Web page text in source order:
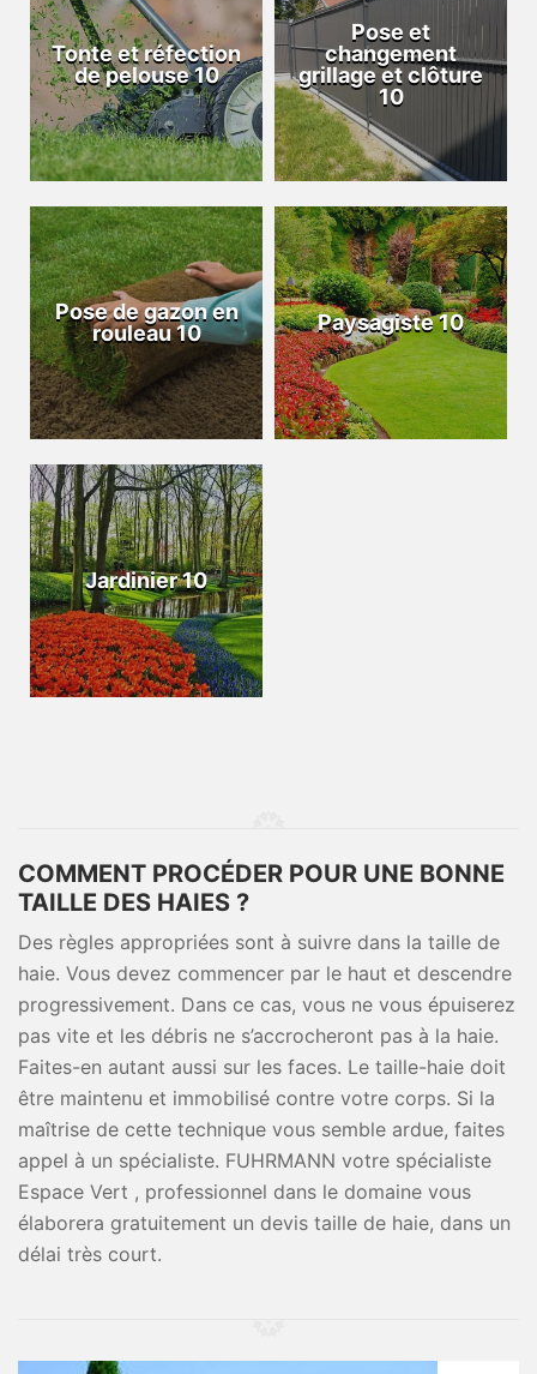
Tonte et réfection
de pelouse 10
Pose et
changement
grillage et clôture
10
Pose de gazon en
rouleau 10
Paysagiste 10
Jardinier 10
COMMENT PROCÉDER POUR UNE BONNE
TAILLE DES HAIES ?
Des règles appropriées sont à suivre dans la taille de
haie. Vous devez commencer par le haut et descendre
progressivement. Dans ce cas, vous ne vous épuiserez
pas vite et les débris ne s’accrocheront pas à la haie.
Faites-en autant aussi sur les faces. Le taille-haie doit
être maintenu et immobilisé contre votre corps. Si la
maîtrise de cette technique vous semble ardue, faites
appel à un spécialiste. FUHRMANN votre spécialiste
Espace Vert , professionnel dans le domaine vous
élaborera gratuitement un devis taille de haie, dans un
délai très court.